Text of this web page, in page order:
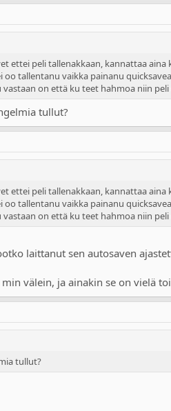
ettei peli tallenakkaan, kannattaa
tallentanu vaikka painanu
on että ku teet hahmoa niin
tullut?
ettei peli tallenakkaan, kannattaa
tallentanu vaikka painanu
on että ku teet hahmoa niin
laittanut sen autosaven
välein, ja ainakin se on vielä
tullut?